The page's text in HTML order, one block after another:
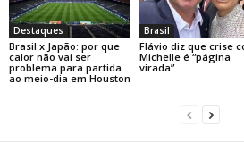
Destaques
Brasil x Japão: por que
calor não vai ser
problema para partida
ao meio-dia em Houston
Brasil
Flávio diz que crise
Michelle é “página
virada”